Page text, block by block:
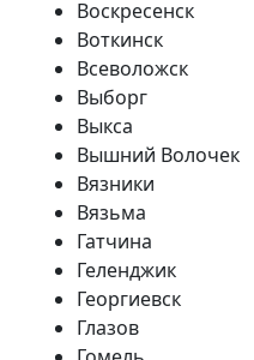
Воскресенск
Воткинск
Всеволожск
Выборг
Выкса
Вышний Волочек
Вязники
Вязьма
Гатчина
Геленджик
Георгиевск
Глазов